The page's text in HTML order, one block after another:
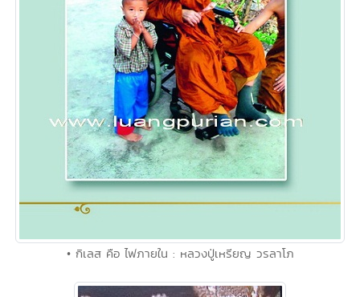
• กิเลส คือ ไฟภายใน : หลวงปู่เหรียญ วรลาโภ